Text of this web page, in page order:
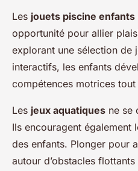
Les jouets piscine enfants
opportunité pour allier
explorant une sélection de
interactifs, les enfants
compétences motrices tout
Les jeux aquatiques ne se
Ils encouragent également
des enfants. Plonger pour
autour d’obstacles